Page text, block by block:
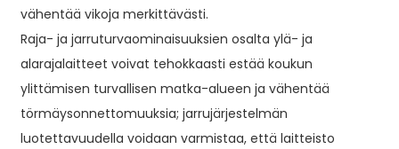
vähentää vikoja merkittävästi.
Raja- ja jarruturvaominaisuuksien osalta ylä- ja
alarajalaitteet voivat tehokkaasti estää koukun
ylittämisen turvallisen matka-alueen ja vähentää
törmäysonnettomuuksia; jarrujärjestelmän
luotettavuudella voidaan varmistaa, että laitteisto